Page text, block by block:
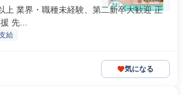
上 業界・職種未経験、第二新卒大歓迎 正
先...
給
気になる